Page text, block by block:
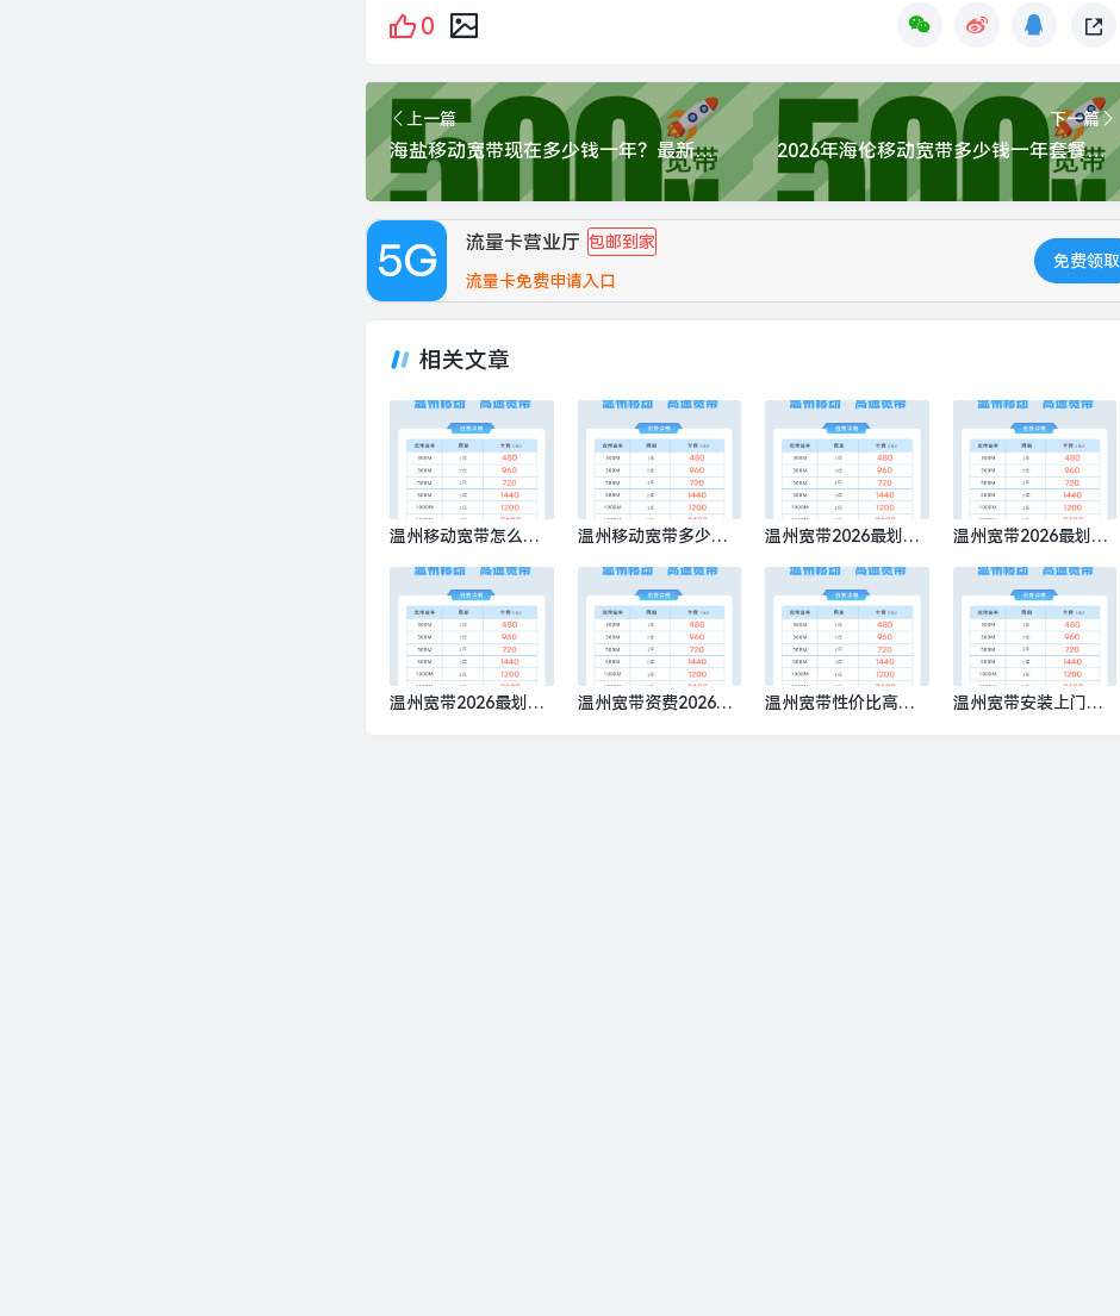
0
上一篇
海盐移动宽带现在多少钱一年？最新活动1000M包1年仅需800元
下一篇
2026年海伦移动宽带多少钱一年套餐？推荐移动1000M包1年800元
流量卡营业厅 包邮到家
流量卡免费申请入口
免费领取
相关文章
温州移动宽带怎么
M包1年720元
温州移动宽带多少钱
00M包1年480元
温州宽带2026最划算
理移动300M包1年48
0元
温州宽带2026最划算
理移动300M包1年48
0元
温州宽带2026最划算
温州宽带资费2026，
温州宽带性价比高的
温州宽带安装上门服